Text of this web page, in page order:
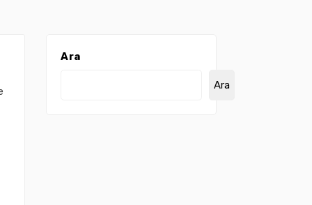
Ara
Ara